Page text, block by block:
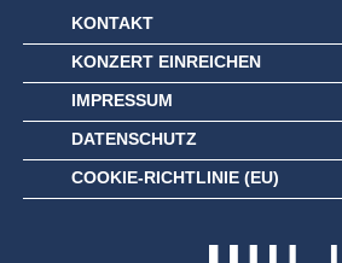
KONTAKT
KONZERT EINREICHEN
IMPRESSUM
DATENSCHUTZ
COOKIE-RICHTLINIE (EU)